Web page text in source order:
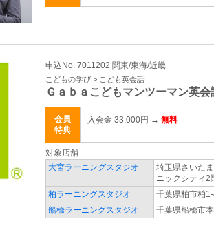
申込No. 7011202 関東/東海/近畿
こどもの学び > こども英会話
Ｇａｂａこどもマンツーマン英会
会員
特典
入会金 33,000円 → 無料
対象店舗
大宮ラーニングスタジオ
埼玉県さいた
ニックシティ2
柏ラーニングスタジオ
千葉県柏市柏
船橋ラーニングスタジオ
千葉県船橋市